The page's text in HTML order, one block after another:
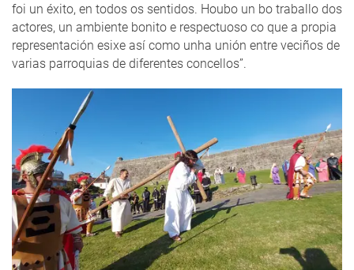
foi un éxito, en todos os sentidos. Houbo un bo traballo dos
actores, un ambiente bonito e respectuoso co que a propia
representación esixe así como unha unión entre veciños de
varias parroquias de diferentes concellos”.